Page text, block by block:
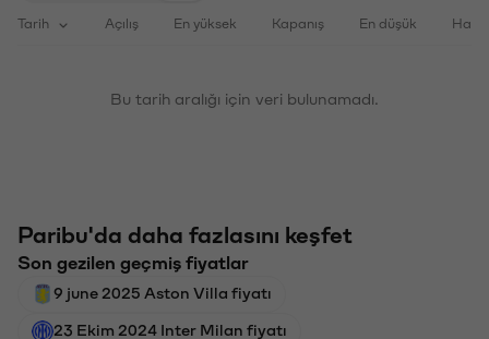
Tarih Açılış En yüksek Kapanış En düşük
Bu tarih aralığı için veri bulunamadı.
Paribu'da daha fazlasını keşfet
Son gezilen geçmiş fiyatlar
9 june 2025 Aston Villa fiyatı
23 Ekim 2024 Inter Milan fiyatı